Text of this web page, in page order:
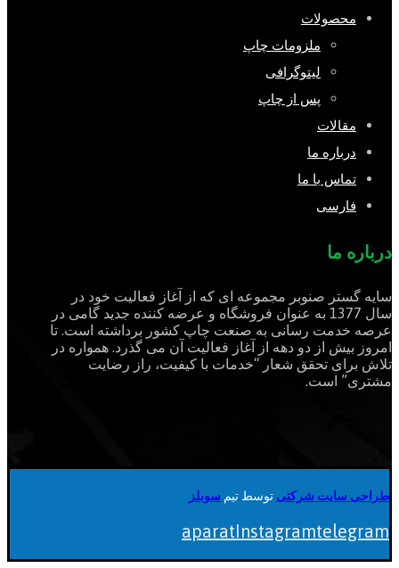
محصولات
ملزومات چاپ
لیتوگرافی
پس از چاپ
مقالات
درباره ما
تماس با ما
فارسی
درباره ما
سایه گستر صنوبر مجموعه ای که از آغاز فعالیت خود در
سال 1377 به عنوان فروشگاه و عرضه کننده جدید گامی در
عرصه خدمت رسانی به صنعت چاپ کشور برداشته است. تا
امروز بیش از دو دهه از آغاز فعالیت آن می گذرد. همواره در
تلاش برای تحقق شعار “خدمات با کیفیت، راز رضایت
مشتری” است.
طراحی سایت شرکتی توسط تیم سوبلز
aparatInstagramtelegram